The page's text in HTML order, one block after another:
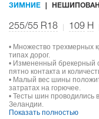
ЗИМНИЕ
255/55 R18 109 H
• Множество трехмерных
типах дорог.
• Измененный брекерный
пятно контакта и
• Малый вес шины
затратах на горючее.
• Тесты шин проводились
Зеландии.
Показать полностью